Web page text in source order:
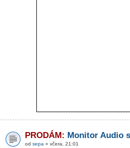
PRODÁM: Monitor Audio
od sepa » včera, 21:01